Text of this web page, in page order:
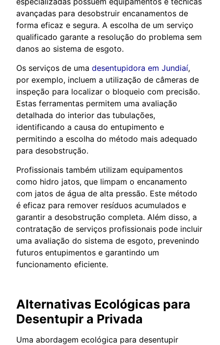
avançadas para desobstruir encanamentos de
forma eficaz e segura. A escolha de um serviço
qualificado garante a resolução do problema sem
danos ao sistema de esgoto.
Os serviços de uma desentupidora em Jundiaí,
por exemplo, incluem a utilização de câmeras de
inspeção para localizar o bloqueio com precisão.
Estas ferramentas permitem uma avaliação
detalhada do interior das tubulações,
identificando a causa do entupimento e
permitindo a escolha do método mais adequado
para desobstrução.
Profissionais também utilizam equipamentos
como hidro jatos, que limpam o encanamento
com jatos de água de alta pressão. Este método
é eficaz para remover resíduos acumulados e
garantir a desobstrução completa. Além disso, a
contratação de serviços profissionais pode incluir
uma avaliação do sistema de esgoto, prevenindo
futuros entupimentos e garantindo um
funcionamento eficiente.
Alternativas Ecológicas para
Desentupir a Privada
Uma abordagem ecológica para desentupir